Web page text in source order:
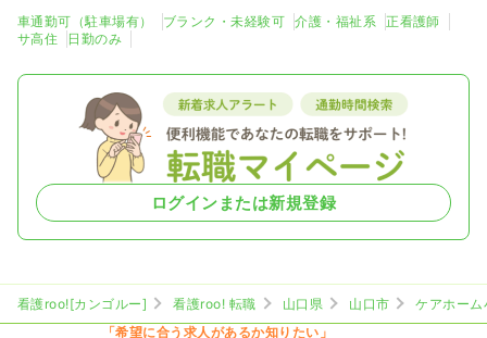
車通勤可（駐車場有） ブランク・未経験可 介護・福祉系
正看護師
サ高住
日勤のみ
ログインまたは新規登録
看護roo![カンゴルー] 看護roo! 転職 山口県 山口市
ケアホーム
「希望に合う求人があるか知りたい」